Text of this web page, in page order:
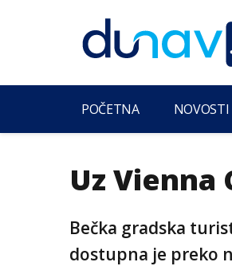
POČETNA NOVOSTI
Uz Vienna
Bečka gradska
dostupna je preko